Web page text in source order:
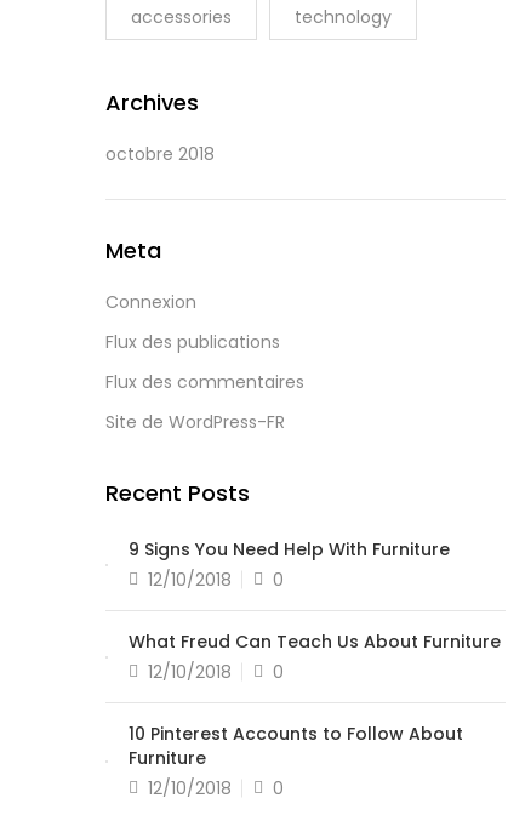
accessories technology
Archives
octobre 2018
Meta
Connexion
Flux des publications
Flux des commentaires
Site de WordPress-FR
Recent Posts
9 Signs You Need Help With Furniture
12/10/2018
0
What Freud Can Teach Us About Furniture
12/10/2018
0
10 Pinterest Accounts to Follow About
Furniture
12/10/2018
0